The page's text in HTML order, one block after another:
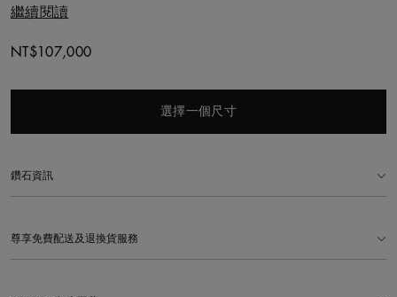
精緻的18K白金飾鍊，鍊長45公分，在飾鍊的39公分和42公分處
繼續閱讀
NT$107,000
選擇一個尺寸
鑽石資訊
尊享免費配送及退換貨服務